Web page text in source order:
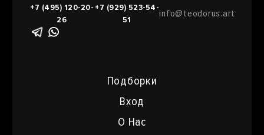
Подборки
Вход
О Нас
+7 (495) 120-20-
26
+7 (929) 523-54-
51
info@teodorus.art